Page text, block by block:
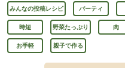
みんなの投稿レシピ パーティ
時短 野菜たっぷり 肉
お手軽 親子で作る